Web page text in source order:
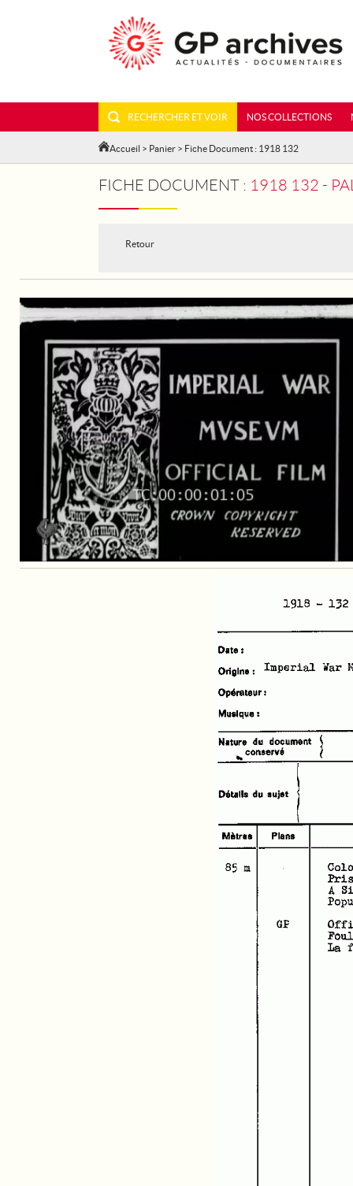
RECHERCHER ET VOIR NOS COLLECTIONS
Accueil > Panier > Fiche Document : 1918 132
FICHE DOCUMENT : 1918 132 -
Retour